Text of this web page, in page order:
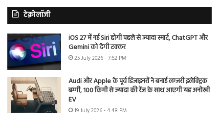
टेक्नोलॉजी
iOS 27 में नई Siri होगी पहले से ज्यादा स्मार्ट, ChatGPT और
Gemini को देगी टक्कर
25 July 2026 - 7:52 PM
Audi और Apple के पूर्व डिजाइनरों ने बनाई लग्जरी इलेक्ट्रिक
बग्गी, 100 किमी से ज्यादा की रेंज के साथ आएगी यह अनोखी
EV
19 July 2026 - 4:48 PM